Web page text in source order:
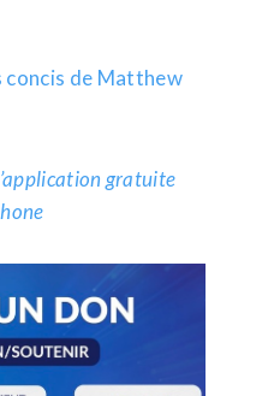
de Matthew
gratuite